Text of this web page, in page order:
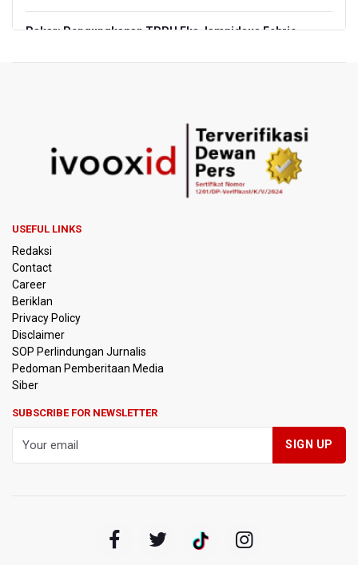
Pakar: Pengungkapan TPPU Eks Jampidsus Febrie
BPIP: Satu Siswa Sekolah Rakyat Jadi Calon Paskibraka
Nasional
Kemarau Panjang, BNPB Minta Kalbar Tinjau Perda Bakar
Sekolah Rakyat Tahun 2027
Pemprov DKI Jakarta Pastikan Data Pajak dan Aset
Daerah Aman dari Kebakaran Bapenda
Pertumbuhan Ekonomi 5,3 Persen Belum Cukup
Dongkrak Optimisme Pasar, Ekonom Sebut Investor
Masih Selektif
Anggota DPR Desak Polisi Usut Tuntas Temuan Ratusan
Senjata di Sekolah Swasta Jakarta Selatan
Amnesty International Kecam Penangkapan Dua
Febrie Adriansyah Dicecar Puluhan Pertanyaan Saat
USEFUL LINKS
Redaksi
Contact
Career
Beriklan
Privacy Policy
Disclaimer
SOP Perlindungan Jurnalis
Pedoman Pemberitaan Media
Siber
SUBSCRIBE FOR NEWSLETTER